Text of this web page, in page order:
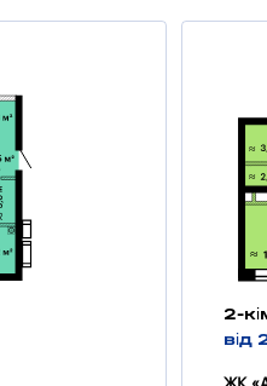
2-
від
ЖК